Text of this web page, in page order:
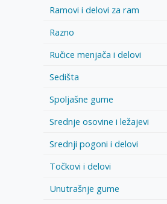
Ramovi i delovi za ram
Razno
Ručice menjača i delovi
Sedišta
Spoljašne gume
Srednje osovine i ležajevi
Srednji pogoni i delovi
Točkovi i delovi
Unutrašnje gume